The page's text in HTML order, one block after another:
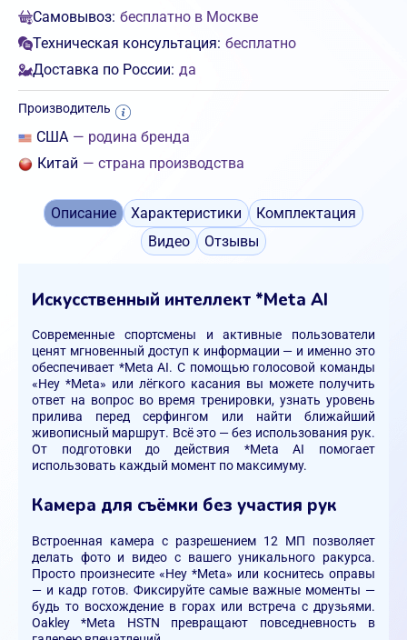
Самовывоз: бесплатно в Москве
Техническая консультация: бесплатно
Доставка по России: да
Производитель
США — родина бренда
Китай — страна производства
Описание Характеристики
Комплектация
Видео
Отзывы
Искусственный интеллект *Meta AI
Современные спортсмены и активные пользователи
ценят мгновенный доступ к информации — и именно это
обеспечивает *Meta AI. С помощью голосовой команды
«Hey *Meta» или лёгкого касания вы можете получить
ответ на вопрос во время тренировки, узнать уровень
прилива перед серфингом или найти ближайший
живописный маршрут. Всё это — без использования рук.
От подготовки до действия *Meta AI помогает
использовать каждый момент по максимуму.
Камера для съёмки без участия рук
Встроенная камера с разрешением 12 МП позволяет
делать фото и видео с вашего уникального ракурса.
Просто произнесите «Hey *Meta» или коснитесь оправы
— и кадр готов. Фиксируйте самые важные моменты —
будь то восхождение в горах или встреча с друзьями.
Oakley *Meta HSTN превращают повседневность в